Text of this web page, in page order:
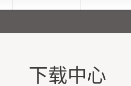
下载中心